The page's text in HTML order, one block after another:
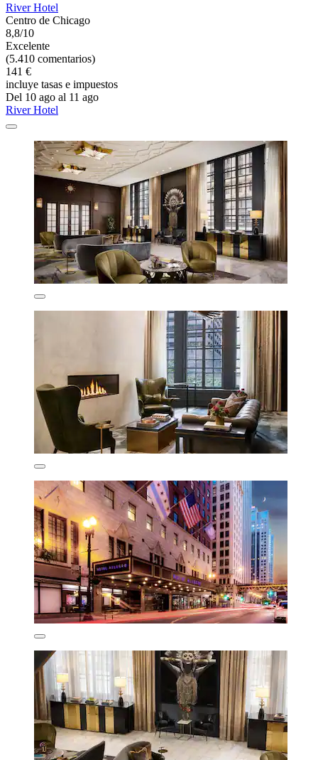
River Hotel
Centro de Chicago
8,8/10
Excelente
(5.410 comentarios)
141 €
incluye tasas e impuestos
Del 10 ago al 11 ago
River Hotel